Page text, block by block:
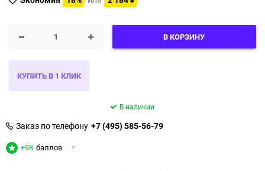
В КОРЗИНУ
В наличии
Заказ по телефону +7 (495) 585-56-79
+98 баллов ?